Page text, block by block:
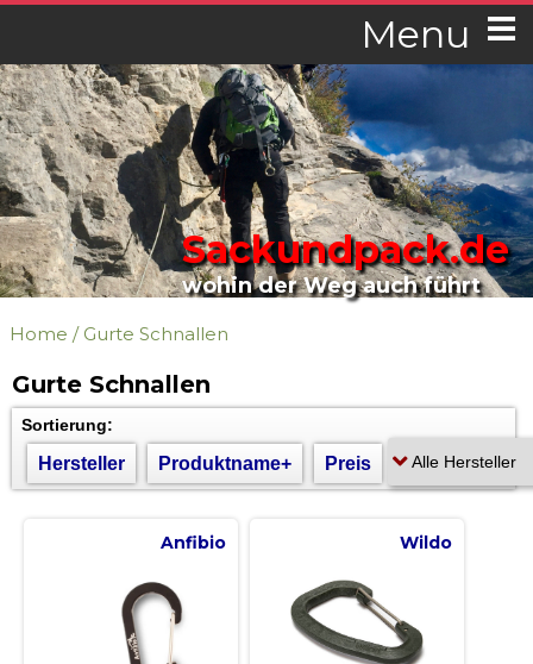
Menu
Sackundpack.de
wohin der Weg auch führt
Home / Gurte Schnallen
Gurte Schnallen
Sortierung:
Hersteller Produktname+ Preis
Anfibio Wildo